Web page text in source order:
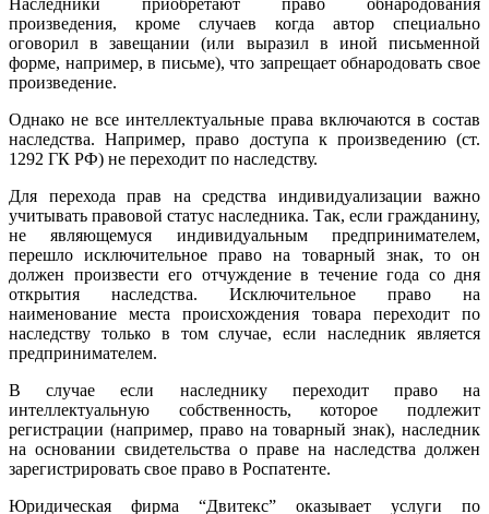
Наследники приобретают право обнародования
произведения, кроме случаев когда автор специально
оговорил в завещании (или выразил в иной письменной
форме, например, в письме), что запрещает обнародовать свое
произведение.
Однако не все интеллектуальные права включаются в состав
наследства. Например, право доступа к произведению (ст.
1292 ГК РФ) не переходит по наследству.
Для перехода прав на средства индивидуализации важно
учитывать правовой статус наследника. Так, если гражданину,
не являющемуся индивидуальным предпринимателем,
перешло исключительное право на товарный знак, то он
должен произвести его отчуждение в течение года со дня
открытия наследства. Исключительное право на
наименование места происхождения товара переходит по
наследству только в том случае, если наследник является
предпринимателем.
В случае если наследнику переходит право на
интеллектуальную собственность, которое подлежит
регистрации (например, право на товарный знак), наследник
на основании свидетельства о праве на наследства должен
зарегистрировать свое право в Роспатенте.
Юридическая фирма “Двитекс” оказывает услуги по